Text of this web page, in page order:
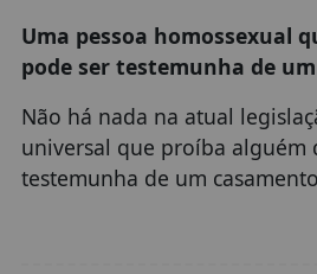
Uma pessoa homossexual
pode ser testemunha de
Não há nada na atual
universal que proíba alguém
testemunha de um